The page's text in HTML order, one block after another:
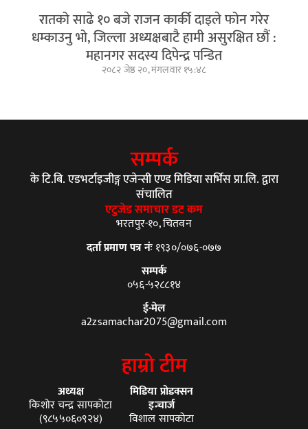
रातको साढे १० बजे राजन कार्की दाइले फोन गरेर
धम्काउनु भो, जिल्ला अध्यक्षबाटै हामी असुरक्षित छौं :
महानगर सदस्य दिपेन्द्र पन्डित
२०८२ जेष्ठ २०, मंगलवार १५:४८
सम्पर्क
के टि.बि. एडभर्टाइजीङ्ग एजेन्सी एण्ड मिडिया सर्भिस प्रा.लि. द्वारा
संचालित
एटुजेड समाचार डट कम
भरतपुर-१०, चितवन
दर्ता प्रमाण पत्र नंः१९३०/०७६-०७७
सम्पर्क
०५६-५२८८१४
ई-मेल
a2zsamachar2075@gmail.com
हाम्रो टीम
अध्यक्ष
किशोर चन्द्र सापकोटा
(९८५५०६०९२४)
मिडिया प्रोडक्सन
इन्चार्ज
विशाल सापकोटा